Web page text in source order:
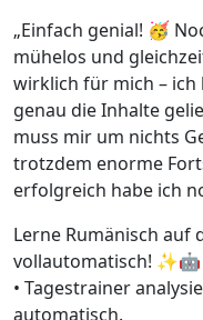
„Einfach genial! 🥳
mühelos und
wirklich für mich –
genau die Inhalte
muss mir um nichts
trotzdem enorme
erfolgreich habe ich
Lerne Rumänisch auf
vollautomatisch! ✨🤖
• Tagestrainer
automatisch.